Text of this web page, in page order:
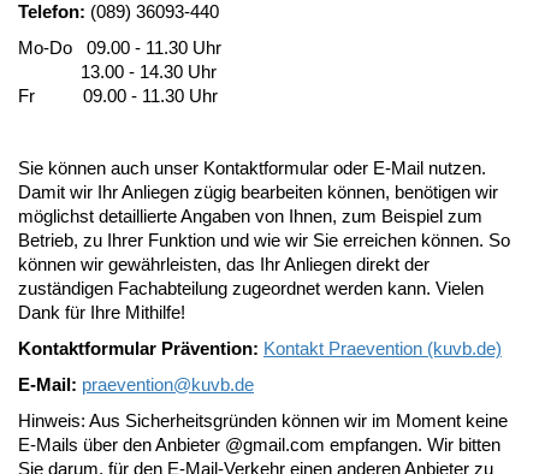
Telefon: (089) 36093-440
Mo-Do 09.00 - 11.30 Uhr
13.00 - 14.30 Uhr
Fr 09.00 - 11.30 Uhr
Sie können auch unser Kontaktformular oder E-Mail nutzen.
Damit wir Ihr Anliegen zügig bearbeiten können, benötigen wir
möglichst detaillierte Angaben von Ihnen, zum Beispiel zum
Betrieb, zu Ihrer Funktion und wie wir Sie erreichen können. So
können wir gewährleisten, das Ihr Anliegen direkt der
zuständigen Fachabteilung zugeordnet werden kann. Vielen
Dank für Ihre Mithilfe!
Kontaktformular Prävention: Kontakt Praevention (kuvb.de)
E-Mail: praevention@kuvb.de
Hinweis: Aus Sicherheitsgründen können wir im Moment keine
E-Mails über den Anbieter @gmail.com empfangen. Wir bitten
Sie darum, für den E-Mail-Verkehr einen anderen Anbieter zu